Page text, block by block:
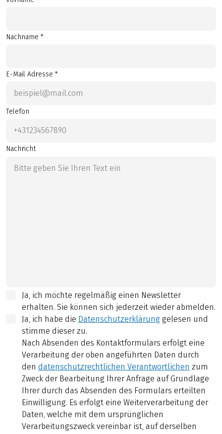
Nachname *
E-Mail Adresse *
Telefon
Nachricht
Ja, ich möchte regelmäßig einen Newsletter
erhalten. Sie können sich jederzeit wieder abmelden.
Ja, ich habe die Datenschutzerklärung gelesen und
stimme dieser zu.
Nach Absenden des Kontaktformulars erfolgt eine
Verarbeitung der oben angeführten Daten durch
den datenschutzrechtlichen Verantwortlichen zum
Zweck der Bearbeitung Ihrer Anfrage auf Grundlage
Ihrer durch das Absenden des Formulars erteilten
Einwilligung. Es erfolgt eine Weiterverarbeitung der
Daten, welche mit dem ursprünglichen
Verarbeitungszweck vereinbar ist, auf derselben